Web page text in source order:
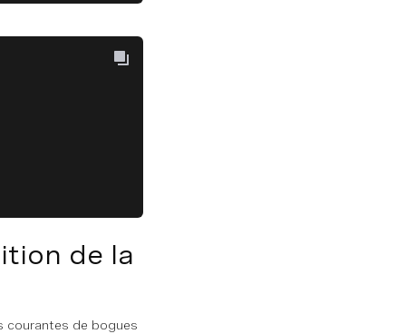
de la
courantes de bogues